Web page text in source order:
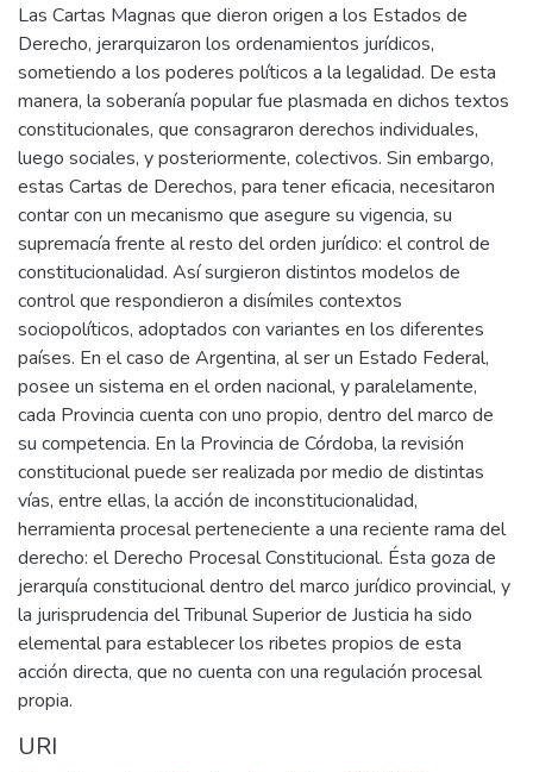
Las Cartas Magnas que dieron origen a los Estados de
Derecho, jerarquizaron los ordenamientos jurídicos,
sometiendo a los poderes políticos a la legalidad. De esta
manera, la soberanía popular fue plasmada en dichos textos
constitucionales, que consagraron derechos individuales,
luego sociales, y posteriormente, colectivos. Sin embargo,
estas Cartas de Derechos, para tener eficacia, necesitaron
contar con un mecanismo que asegure su vigencia, su
supremacía frente al resto del orden jurídico: el control de
constitucionalidad. Así surgieron distintos modelos de
control que respondieron a disímiles contextos
sociopolíticos, adoptados con variantes en los diferentes
países. En el caso de Argentina, al ser un Estado Federal,
posee un sistema en el orden nacional, y paralelamente,
cada Provincia cuenta con uno propio, dentro del marco de
su competencia. En la Provincia de Córdoba, la revisión
constitucional puede ser realizada por medio de distintas
vías, entre ellas, la acción de inconstitucionalidad,
herramienta procesal perteneciente a una reciente rama del
derecho: el Derecho Procesal Constitucional. Ésta goza de
jerarquía constitucional dentro del marco jurídico provincial, y
la jurisprudencia del Tribunal Superior de Justicia ha sido
elemental para establecer los ribetes propios de esta
acción directa, que no cuenta con una regulación procesal
propia.
URI